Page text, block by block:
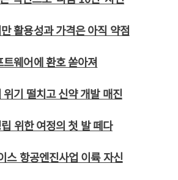
활용성과 가격은 아직 약점
웨어에 환호 쏟아져
기 떨치고 신약 개발 매진
위한 여정의 첫 발 떼다
항공엔진사업 이륙 자신